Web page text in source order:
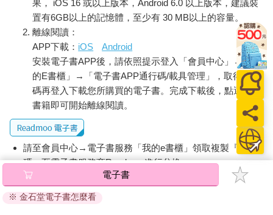
果， iOS 16 或以上版本，Android 6.0 以上版本，建議裝
置有6GB以上的記憶體，至少有 30 MB以上的容量。
離線閱讀：
APP下載： iOS
Android
安裝電子書APP後，請依照提示登入「會員中心」→「我
的E書櫃」→「電子書APP通行碼/載具管理」，取得通行
碼再登入下載您所購買的電子書。完成下載後，點選任一
書籍即可開始離線閱讀。
請至會員中心→電子書服務「我的e書櫃」領取複製『兌換
碼』至電子書服務商Readmoo進行兌換。
退換貨須知：
因版權保護，您在金石堂所購買的電子書僅能以金石堂專屬
電子書
※ 金石堂電子書怎麼看